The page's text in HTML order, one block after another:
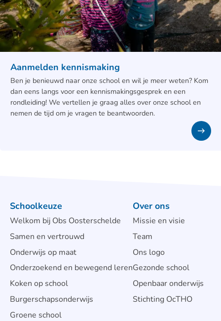
Aanmelden kennismaking
Ben je benieuwd naar onze school en wil je meer weten? Kom
dan eens langs voor een kennismakingsgesprek en een
rondleiding! We vertellen je graag alles over onze school en
nemen de tijd om je vragen te beantwoorden.
Schoolkeuze
Welkom bij Obs Oosterschelde
Samen en vertrouwd
Onderwijs op maat
Onderzoekend en bewegend leren
Koken op school
Burgerschapsonderwijs
Groene school
Over ons
Missie en visie
Team
Ons logo
Gezonde school
Openbaar onderwijs
Stichting OcTHO